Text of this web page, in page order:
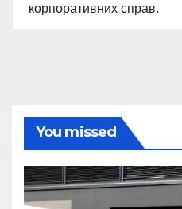
корпоративних справ.
You missed